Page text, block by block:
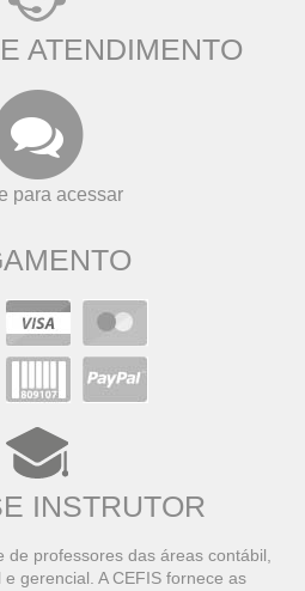
ATENDIMENTO
para acessar
INSTRUTOR
de professores das áreas contábil,
gerencial. A CEFIS fornece as